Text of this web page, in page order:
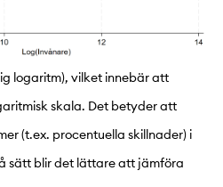
logaritm), vilket innebär att
skala. Det betyder att
(t.ex. procentuella skillnader) i
sätt blir det lättare att jämföra